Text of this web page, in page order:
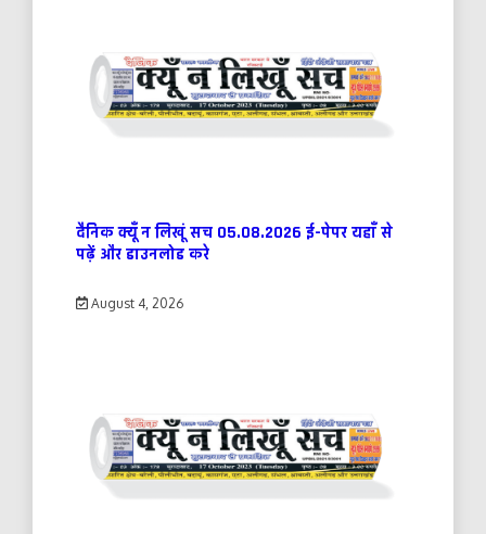
दैनिक क्यूँ न लिखूं सच 05.08.2026 ई-पेपर यहाँ से
पढ़ें और डाउनलोड करे
August 4, 2026